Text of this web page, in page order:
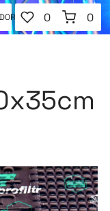
FAVORITER
ANTAL
0
KUNDVAGN
0